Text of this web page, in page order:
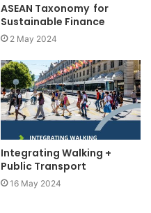
ASEAN Taxonomy for
Sustainable Finance
2 May 2024
Integrating Walking +
Public Transport
16 May 2024